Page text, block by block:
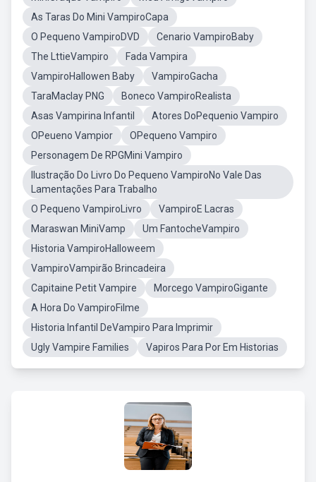
As Taras Do Mini VampiroCapa
O Pequeno VampiroDVD
Cenario VampiroBaby
The LttieVampiro
Fada Vampira
VampiroHallowen Baby
VampiroGacha
TaraMaclay PNG
Boneco VampiroRealista
Asas Vampirina Infantil
Atores DoPequenio Vampiro
OPeueno Vampior
OPequeno Vampiro
Personagem De RPGMini Vampiro
Ilustração Do Livro Do Pequeno VampiroNo Vale Das
Lamentações Para Trabalho
O Pequeno VampiroLivro
VampiroE Lacras
Maraswan MiniVamp
Um FantocheVampiro
Historia VampiroHalloweem
VampiroVampirão Brincadeira
Capitaine Petit Vampire
Morcego VampiroGigante
A Hora Do VampiroFilme
Historia Infantil DeVampiro Para Imprimir
Ugly Vampire Families
Vapiros Para Por Em Historias